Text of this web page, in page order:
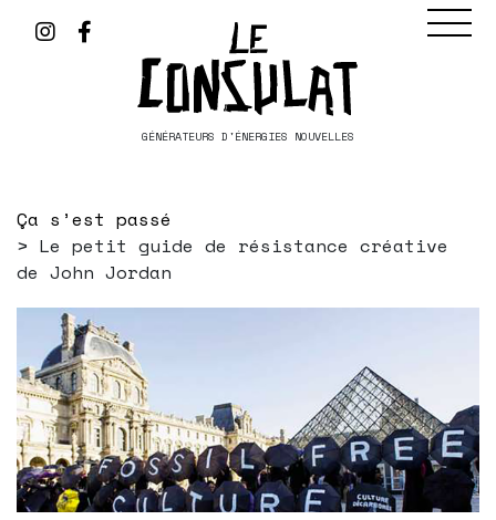
GÉNÉRATEURS D'ÉNERGIES NOUVELLES
Ça s’est passé
Le petit guide de résistance créative
de John Jordan